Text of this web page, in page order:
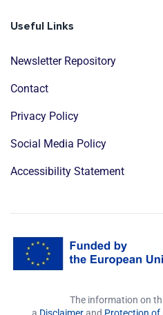
Useful Links
Newsletter Repository
Contact
Privacy Policy
Social Media Policy
Accessibility Statement
The information on
a Disclaimerand Protection of